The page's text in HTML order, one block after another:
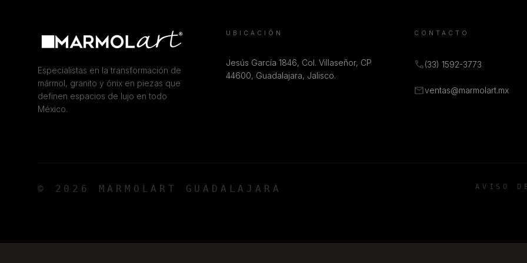
Especialistas en la transformación de
mármol, granito y ónix en piezas que
definen espacios de lujo en todo
México.
UBICACIÓN
Jesús García 1846, Col. Villaseñor, CP
44600, Guadalajara, Jalisco.
CONTACTO
call(33) 1592-3773
mailventas@marmolart.mx
© 2026 MARMOLART GUADALAJARA AVISO